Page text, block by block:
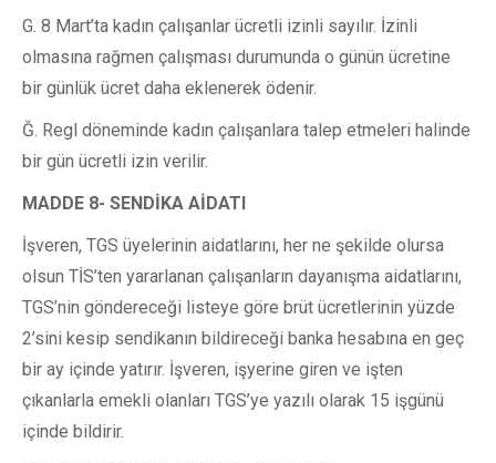
G. 8 Mart’ta kadın çalışanlar ücretli izinli sayılır. İzinli
olmasına rağmen çalışması durumunda o günün ücretine
bir günlük ücret daha eklenerek ödenir.
Ğ. Regl döneminde kadın çalışanlara talep etmeleri halinde
bir gün ücretli izin verilir.
MADDE 8- SENDİKA AİDATI
İşveren, TGS üyelerinin aidatlarını, her ne şekilde olursa
olsun TİS’ten yararlanan çalışanların dayanışma aidatlarını,
TGS’nin göndereceği listeye göre brüt ücretlerinin yüzde
2’sini kesip sendikanın bildireceği banka hesabına en geç
bir ay içinde yatırır. İşveren, işyerine giren ve işten
çıkanlarla emekli olanları TGS’ye yazılı olarak 15 işgünü
içinde bildirir.